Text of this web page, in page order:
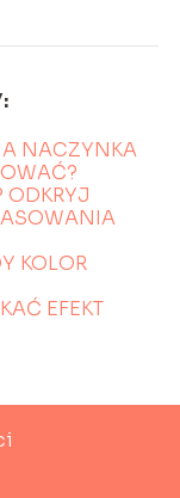
NACZYNKA
ODKRYJ
KOLOR
EFEKT